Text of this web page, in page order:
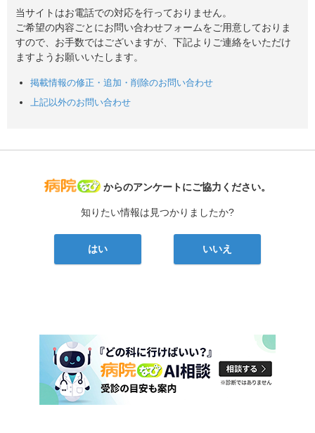
当サイトはお電話での対応を行っておりません。
ご希望の内容ごとにお問い合わせフォームをご用意しておりま
すので、お手数ではございますが、下記よりご連絡をいただけ
ますようお願いいたします。
掲載情報の修正・追加・削除のお問い合わせ
上記以外のお問い合わせ
病院なび
からのアンケートにご協力ください。
知りたい情報は見つかりましたか?
はい いいえ